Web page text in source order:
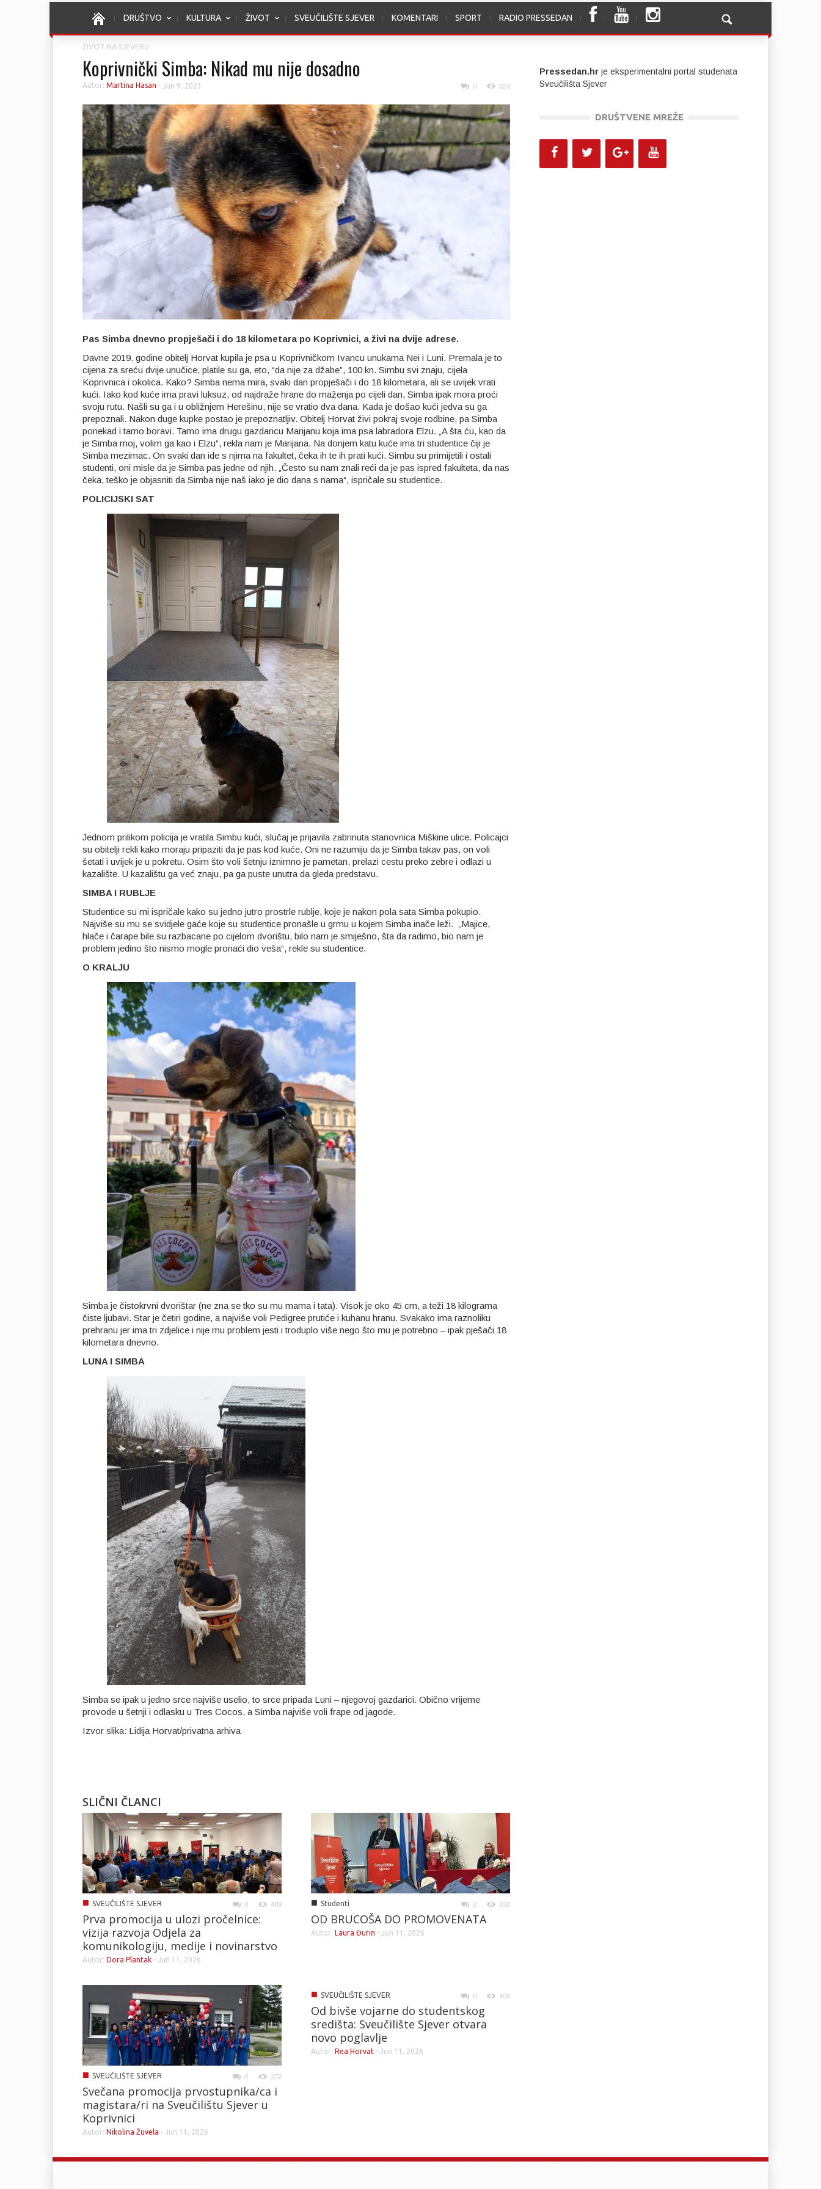
DRUŠTVO KULTURA ŽIVOT SVEUČILIŠTE SJEVER KOMENTARI SPORT RADIO PRESSEDAN
ŽIVOT NA SJEVERU
Koprivnički Simba: Nikad mu nije dosadno
Autor: Martina Hasan - Jun 9, 2023 0 824
Pas Simba dnevno propješači i do 18 kilometara po Koprivnici, a živi na dvije adrese.
Davne 2019. godine obitelj Horvat kupila je psa u Koprivničkom Ivancu unukama Nei i Luni. Premala je to
cijena za sreću dvije unučice, platile su ga, eto, “da nije za džabe”, 100 kn. Simbu svi znaju, cijela
Koprivnica i okolica. Kako? Simba nema mira, svaki dan propješači i do 18 kilometara, ali se uvijek vrati
kući. Iako kod kuće ima pravi luksuz, od najdraže hrane do maženja po cijeli dan, Simba ipak mora proći
svoju rutu. Našli su ga i u obližnjem Herešinu, nije se vratio dva dana. Kada je došao kući jedva su ga
prepoznali. Nakon duge kupke postao je prepoznatljiv. Obitelj Horvat živi pokraj svoje rodbine, pa Simba
ponekad i tamo boravi. Tamo ima drugu gazdaricu Marijanu koja ima psa labradora Elzu. „A šta ću, kao da
je Simba moj, volim ga kao i Elzu“, rekla nam je Marijana. Na donjem katu kuće ima tri studentice čiji je
Simba mezimac. On svaki dan ide s njima na fakultet, čeka ih te ih prati kući. Simbu su primijetili i ostali
studenti, oni misle da je Simba pas jedne od njih. „Često su nam znali reći da je pas ispred fakulteta, da nas
čeka, teško je objasniti da Simba nije naš iako je dio dana s nama“, ispričale su studentice.
POLICIJSKI SAT
Jednom prilikom policija je vratila Simbu kući, slučaj je prijavila zabrinuta stanovnica Miškine ulice. Policajci
su obitelji rekli kako moraju pripaziti da je pas kod kuće. Oni ne razumiju da je Simba takav pas, on voli
šetati i uvijek je u pokretu. Osim što voli šetnju iznimno je pametan, prelazi cestu preko zebre i odlazi u
kazalište. U kazalištu ga već znaju, pa ga puste unutra da gleda predstavu.
SIMBA I RUBLJE
Studentice su mi ispričale kako su jedno jutro prostrle rublje, koje je nakon pola sata Simba pokupio.
Najviše su mu se svidjele gaće koje su studentice pronašle u grmu u kojem Simba inače leži. „Majice,
hlače i čarape bile su razbacane po cijelom dvorištu, bilo nam je smiješno, šta da radimo, bio nam je
problem jedino što nismo mogle pronaći dio veša“, rekle su studentice.
O KRALJU
Simba je čistokrvni dvorištar (ne zna se tko su mu mama i tata). Visok je oko 45 cm, a teži 18 kilograma
čiste ljubavi. Star je četiri godine, a najviše voli Pedigree prutiće i kuhanu hranu. Svakako ima raznoliku
prehranu jer ima tri zdjelice i nije mu problem jesti i troduplo više nego što mu je potrebno – ipak pješači 18
kilometara dnevno.
LUNA I SIMBA
Simba se ipak u jedno srce najviše uselio, to srce pripada Luni – njegovoj gazdarici. Obično vrijeme
provode u šetnji i odlasku u Tres Cocos, a Simba najviše voli frape od jagode.
Izvor slika: Lidija Horvat/privatna arhiva
SLIČNI ČLANCI
■ SVEUČILIŠTE SJEVER 0 499
Prva promocija u ulozi pročelnice:
vizija razvoja Odjela za
komunikologiju, medije i novinarstvo
Autor: Dora Plantak - Jun 11, 2026
■ Studenti 0 838
OD BRUCOŠA DO PROMOVENATA
Autor: Laura Đurin - Jun 11, 2026
■ SVEUČILIŠTE SJEVER 0 372
Svečana promocija prvostupnika/ca i
magistara/ri na Sveučilištu Sjever u
Koprivnici
Autor: Nikolina Žuvela - Jun 11, 2026
■ SVEUČILIŠTE SJEVER 0 408
Od bivše vojarne do studentskog
središta: Sveučilište Sjever otvara
novo poglavlje
Autor: Rea Horvat- Jun 11, 2026
Pressedan.hr je eksperimentalni portal studenata
Sveučilišta Sjever
DRUŠTVENE MREŽE